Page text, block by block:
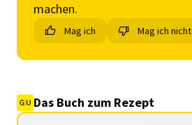
machen.
Mag ich Mag ich nicht
Das Buch zum Rezept